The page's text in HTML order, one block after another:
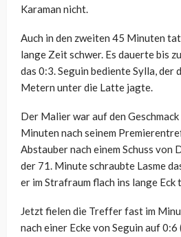
Karaman nicht.
Auch in den zweiten 45 Minuten
lange Zeit schwer. Es dauerte bis
das 0:3. Seguin bediente Sylla, der
Metern unter die Latte jagte.
Der Malier war auf den
Minuten nach seinem
Abstauber nach einem Schuss von
der 71. Minute schraubte Lasme
er im Strafraum flach ins lange Eck
Jetzt fielen die Treffer fast im
nach einer Ecke von Seguin auf 0:6